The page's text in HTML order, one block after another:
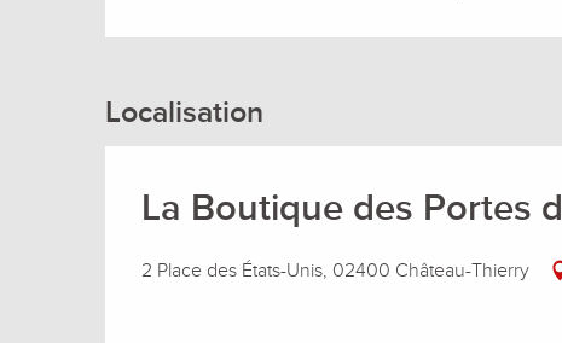
Localisation
La Boutique des Portes
2 Place des États-Unis, 02400 Château-Thierry